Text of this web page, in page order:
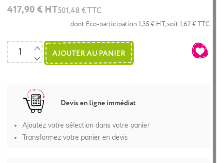
417,90 € HT501,48 € TTC
dont Eco-participation 1,35 € HT, soit 1,62 € TTC
AJOUTER AU PANIER
Devis en ligne immédiat
Ajoutez votre sélection dans votre panier
Transformez votre panier en devis